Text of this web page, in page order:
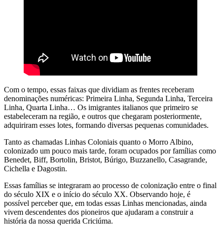
Com o tempo, essas faixas que dividiam as frentes receberam
denominações numéricas: Primeira Linha, Segunda Linha, Terceira
Linha, Quarta Linha… Os imigrantes italianos que primeiro se
estabeleceram na região, e outros que chegaram posteriormente,
adquiriram esses lotes, formando diversas pequenas comunidades.
Tanto as chamadas Linhas Coloniais quanto o Morro Albino,
colonizado um pouco mais tarde, foram ocupados por famílias como
Benedet, Biff, Bortolin, Bristot, Búrigo, Buzzanello, Casagrande,
Cichella e Dagostin.
Essas famílias se integraram ao processo de colonização entre o final
do século XIX e o início do século XX. Observando hoje, é
possível perceber que, em todas essas Linhas mencionadas, ainda
vivem descendentes dos pioneiros que ajudaram a construir a
história da nossa querida Criciúma.